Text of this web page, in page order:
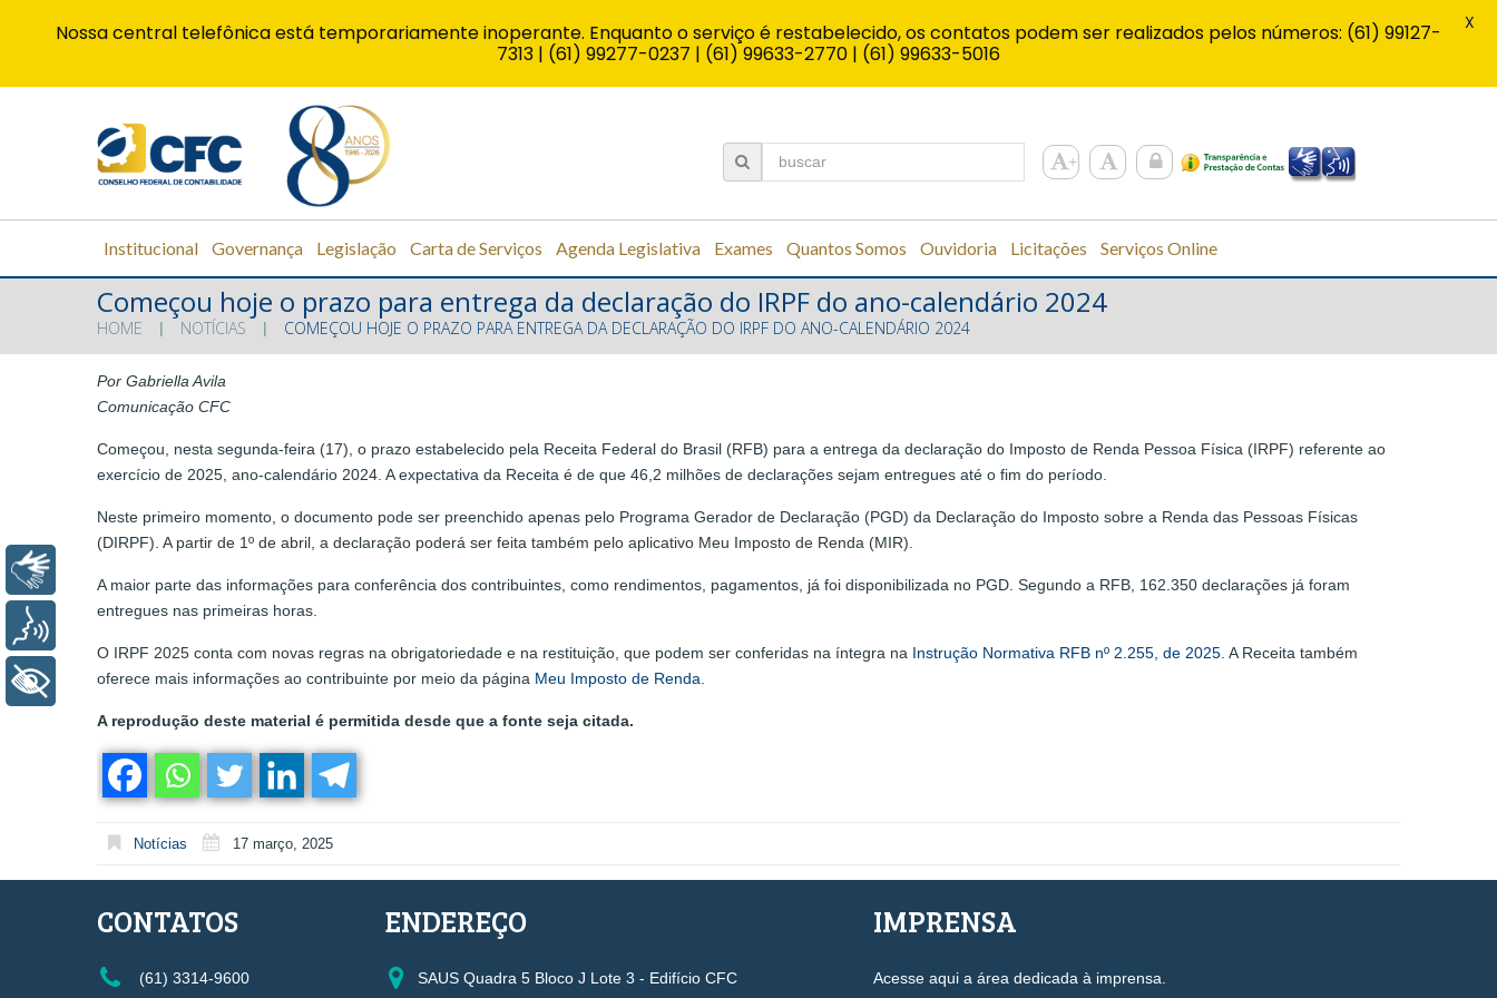
Institucional Governança Legislação Carta de Serviços Agenda Legislativa Exames Quantos Somos Ouvidoria Licitações Serviços Online
Começou hoje o prazo para entrega da declaração do IRPF do ano-calendário 2024
HOME NOTÍCIAS COMEÇOU HOJE O PRAZO PARA ENTREGA DA DECLARAÇÃO DO IRPF DO ANO-CALENDÁRIO 2024
Por Gabriella Avila
Comunicação CFC
Começou, nesta segunda-feira (17), o prazo estabelecido pela Receita Federal do Brasil (RFB) para a entrega da declaração do Imposto de Renda Pessoa Física (IRPF) referente ao
exercício de 2025, ano-calendário 2024. A expectativa da Receita é de que 46,2 milhões de declarações sejam entregues até o fim do período.
Neste primeiro momento, o documento pode ser preenchido apenas pelo Programa Gerador de Declaração (PGD) da Declaração do Imposto sobre a Renda das Pessoas Físicas
(DIRPF). A partir de 1º de abril, a declaração poderá ser feita também pelo aplicativo Meu Imposto de Renda (MIR).
A maior parte das informações para conferência dos contribuintes, como rendimentos, pagamentos, já foi disponibilizada no PGD. Segundo a RFB, 162.350 declarações já foram
entregues nas primeiras horas.
O IRPF 2025 conta com novas regras na obrigatoriedade e na restituição, que podem ser conferidas na íntegra na Instrução Normativa RFB nº 2.255, de 2025. A Receita também
oferece mais informações ao contribuinte por meio da página Meu Imposto de Renda.
A reprodução deste material é permitida desde que a fonte seja citada.
Notícias 17 março, 2025
CONTATOS
(61) 3314-9600
ENDEREÇO
SAUS Quadra 5 Bloco J Lote 3 - Edifício CFC
IMPRENSA
Acesse aqui a área dedicada à imprensa.
Nossa central telefônica está temporariamente inoperante. Enquanto o serviço é restabelecido, os contatos podem ser realizados pelos números: (61) 99127-
7313 | (61) 99277-0237 | (61) 99633-2770 | (61) 99633-5016
X
+ Acessibilidade